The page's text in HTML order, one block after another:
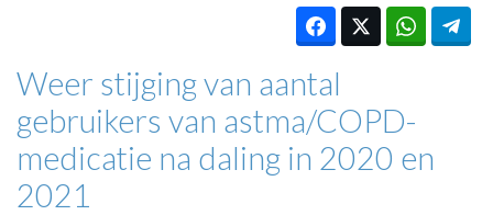
Weer stijging van aantal
gebruikers van astma/COPD-
medicatie na daling in 2020 en
2021